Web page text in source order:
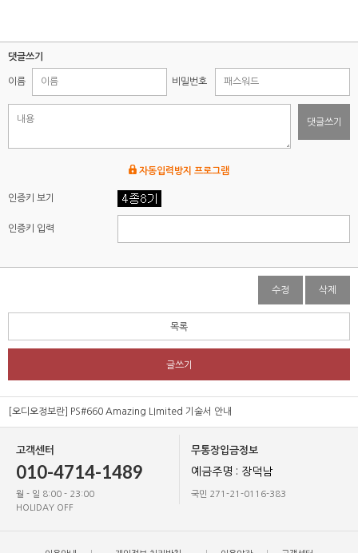
댓글쓰기
이름 비밀번호
댓글쓰기
자동입력방지 프로그램
인증키 보기
인증키 입력
수정 삭제
목록
글쓰기
[오디오정보란] PS#660 Amazing LImited 기술서 안내
고객센터
010-4714-1489
월 - 일 8:00 - 23:00
HOLIDAY OFF
무통장입금정보
예금주명 : 장덕남
국민 271-21-0116-383